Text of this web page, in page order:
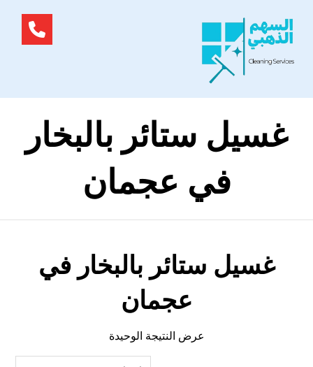
غسيل ستائر بالبخار
في عجمان
غسيل ستائر بالبخار في
عجمان
عرض النتيجة الوحيدة